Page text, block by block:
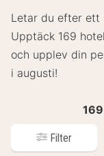
Letar du efter ett
Upptäck 169
och upplev din
i augusti!
169
Filter